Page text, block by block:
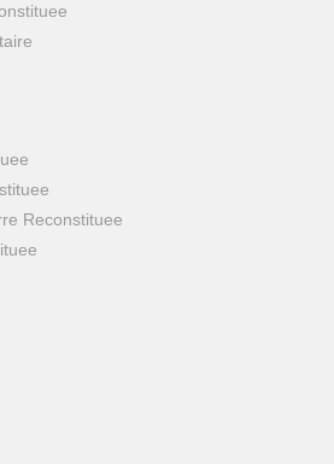
Reconstituee